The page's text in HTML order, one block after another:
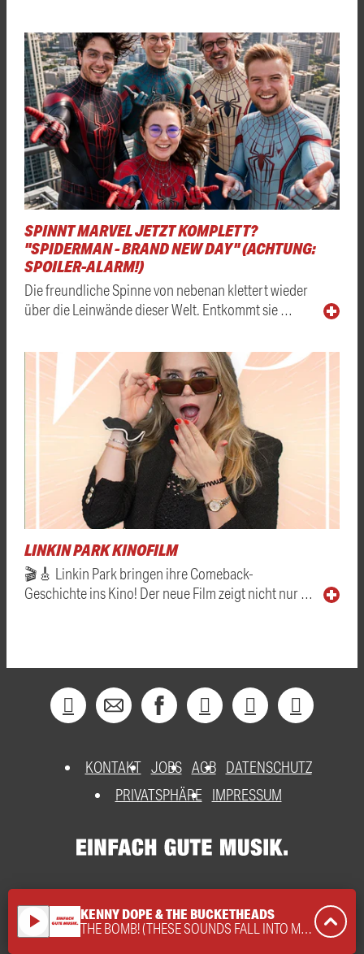
SPINNT MARVEL JETZT KOMPLETT?
"SPIDERMAN - BRAND NEW DAY" (ACHTUNG:
SPOILER-ALARM!)
Die freundliche Spinne von nebenan klettert wieder
über die Leinwände dieser Welt. Entkommt sie …
LINKIN PARK KINOFILM
🎬🎸 Linkin Park bringen ihre Comeback-
Geschichte ins Kino! Der neue Film zeigt nicht nur …
KONTAKT JOBS AGB DATENSCHUTZ
PRIVATSPHÄRE
IMPRESSUM
play_arrow KENNY DOPE & THE BUCKETHEADS
THE BOMB! (THESE SOUNDS FALL INTO MY MIND)